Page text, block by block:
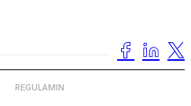
REGULAMIN